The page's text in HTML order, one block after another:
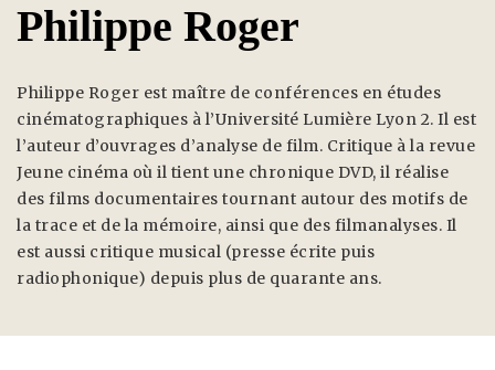
Philippe Roger
Philippe Roger est maître de conférences en études
cinématographiques à l’Université Lumière Lyon 2. Il est
l’auteur d’ouvrages d’analyse de film. Critique à la revue
Jeune cinéma où il tient une chronique DVD, il réalise
des films documentaires tournant autour des motifs de
la trace et de la mémoire, ainsi que des filmanalyses. Il
est aussi critique musical (presse écrite puis
radiophonique) depuis plus de quarante ans.